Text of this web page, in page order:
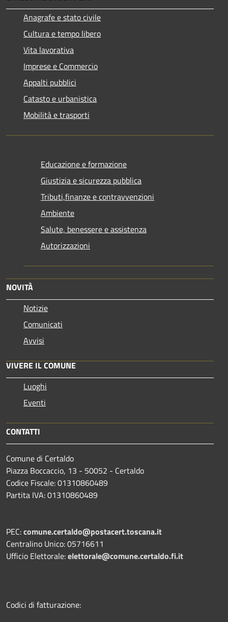
Anagrafe e stato civile
Cultura e tempo libero
Vita lavorativa
Imprese e Commercio
Appalti pubblici
Catasto e urbanistica
Mobilità e trasporti
Educazione e formazione
Giustizia e sicurezza pubblica
Tributi,finanze e contravvenzioni
Ambiente
Salute, benessere e assistenza
Autorizzazioni
NOVITÀ
Notizie
Comunicati
Avvisi
VIVERE IL COMUNE
Luoghi
Eventi
CONTATTI
Comune di Certaldo
Piazza Boccaccio, 13 - 50052 - Certaldo
Codice Fiscale: 01310860489
Partita IVA: 01310860489
PEC:comune.certaldo@postacert.toscana.it
Centralino Unico: 05716611
Ufficio Elettorale:elettorale@comune.certaldo.fi.it
Codici di fatturazione: